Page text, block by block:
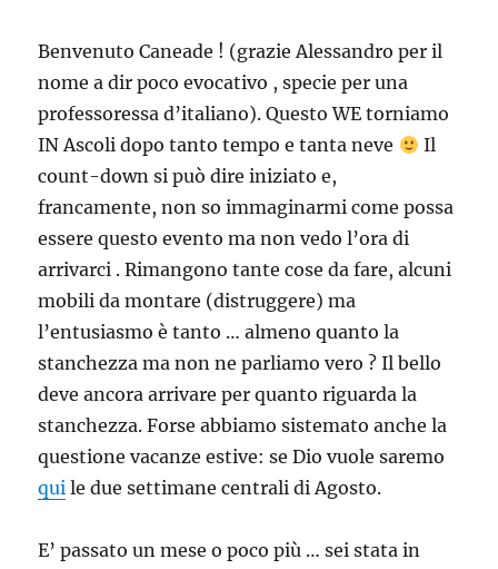
Benvenuto Caneade ! (grazie Alessandro per il
nome a dir poco evocativo , specie per una
professoressa d’italiano). Questo WE torniamo
IN Ascoli dopo tanto tempo e tanta neve
Il
count-down si può dire iniziato e,
francamente, non so immaginarmi come possa
essere questo evento ma non vedo l’ora di
arrivarci . Rimangono tante cose da fare, alcuni
mobili da montare (distruggere) ma
l’entusiasmo è tanto … almeno quanto la
stanchezza ma non ne parliamo vero ? Il bello
deve ancora arrivare per quanto riguarda la
stanchezza. Forse abbiamo sistemato anche la
questione vacanze estive: se Dio vuole saremo
qui le due settimane centrali di Agosto.
E’ passato un mese o poco più … sei stata in